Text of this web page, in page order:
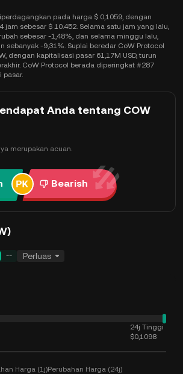
pada harga $ 0,1059, dengan
jam sebesar $ 10.452. Selama satu jam yang lalu,
sebesar -1,48%, dan selama minggu lalu,
sebanyak -9,31%. Suplai beredar CoW Protocol
dengan kapitalisasi pasar 61,17M USD, turun
CoW Protocol berada diperingkat #287
pasar.
Anda tentang COW
merupakan acuan.
Bearish
-- Perluas
24j Tinggi
$0,1098
Harga (1j)Perubahan Harga (24j)